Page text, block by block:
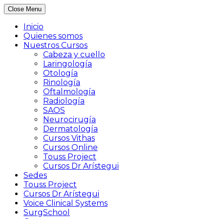
Close Menu
Inicio
Quienes somos
Nuestros Cursos
Cabeza y cuello
Laringología
Otología
Rinología
Oftalmología
Radiología
SAOS
Neurocirugía
Dermatología
Cursos Vithas
Cursos Online
Touss Project
Cursos Dr Arístegui
Sedes
Touss Project
Cursos Dr Arístegui
Voice Clinical Systems
SurgSchool